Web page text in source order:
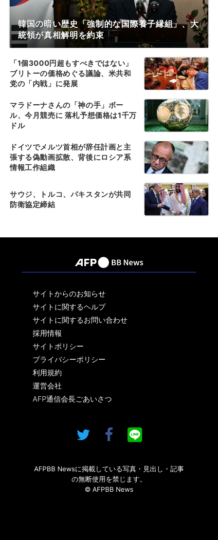
韓国の暗い歴史「強制的な国際養子縁組」、大
統領が真相解明を約束
「1個3000円超もすべきではない」
ブリトーの価格めぐる議論、米共和
党の「内戦」に発展
マラドーナさんの「神の手」ボー
ル、今月競売に 落札予想価格は1千万
ドル
ドイツでメルツ首相が辞任計画と主
張する偽動画拡散、背後にロシア系
情報工作組織
サウジ、トルコ、パキスタンが共同
防衛協定締結
サイトからのお知らせ
サイトに関するヘルプ
サイトに関するお問い合わせ
採用情報
サイトポリシー
プライバシーポリシー
利用規約
運営会社
AFP通信会長ごあいさつ
AFPBB Newsに掲載している写真・見出し・記事
の無断使用を禁じます。
© AFPBB News